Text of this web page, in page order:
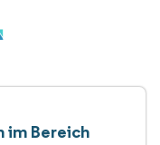
im Bereich